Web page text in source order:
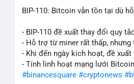
BIP-110: Bitcoin vẫn tồn tại dù
- BIP-110 đề xuất thay đổi quy
- Hỗ trợ từ miner rất thấp,
- Khi đến ngày kích hoạt, đề
- Tính linh hoạt mạng lưới
#binancesquare #cryptonews